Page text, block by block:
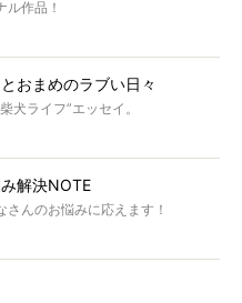
ル作品！
おまめのラブい日々
犬ライフ”エッセイ。
み解決NOTE
さんのお悩みに応えます！